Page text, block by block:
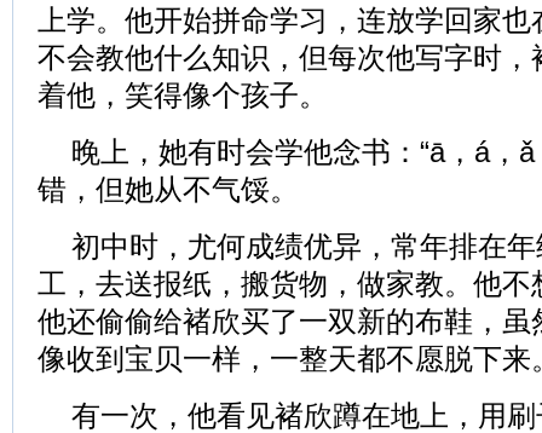
上学。他开始拼命学习，连放学回家
不会教他什么知识，但每次他写字时
着他，笑得像个孩子。
晚上，她有时会学他念书：“ā，á
错，但她从不气馁。
初中时，尤何成绩优异，常年排在
工，去送报纸，搬货物，做家教。他
他还偷偷给褚欣买了一双新的布鞋，
像收到宝贝一样，一整天都不愿脱下来
有一次，他看见褚欣蹲在地上，用